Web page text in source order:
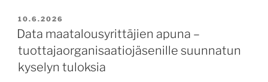
käytöstä
poistuvien
alueiden
JULKAISTU
10.6.2026
Data maatalousyrittäjien apuna –
tuottajaorganisaatiojäsenille suunnatun
kyselyn tuloksia